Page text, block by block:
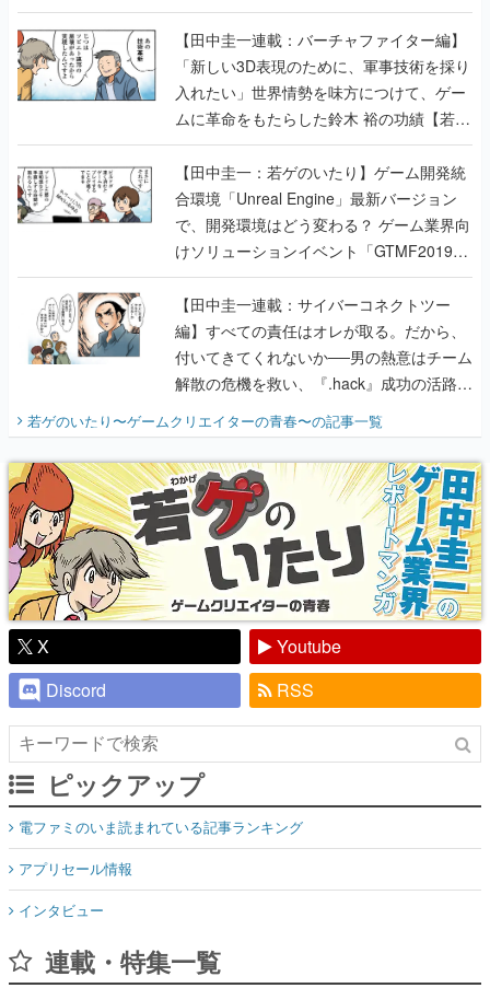
【若ゲのいたり最終回】
【田中圭一連載：バーチャファイター編】
「新しい3D表現のために、軍事技術を採り
入れたい」世界情勢を味方につけて、ゲー
ムに革命をもたらした鈴木 裕の功績【若ゲ
のいたり】
【田中圭一：若ゲのいたり】ゲーム開発統
合環境「Unreal Engine」最新バージョン
で、開発環境はどう変わる？ ゲーム業界向
けソリューションイベント「GTMF2019」
に行って、より理解を深めよう【PR】
【田中圭一連載：サイバーコネクトツー
編】すべての責任はオレが取る。だから、
付いてきてくれないか──男の熱意はチーム
解散の危機を救い、『.hack』成功の活路を
開く。業界の快男児・松山 洋に流れる血は
『少年ジャンプ』色だった【若ゲのいた
り】
若ゲのいたり〜ゲームクリエイターの青春〜の記事一覧
X
Youtube
Discord
RSS
ピックアップ
電ファミのいま読まれている記事ランキング
アプリセール情報
インタビュー
連載・特集一覧